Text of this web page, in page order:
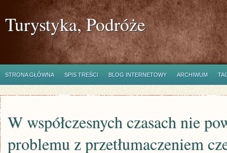
Turystyka, Podróże
STRONA GŁÓWNA SPIS TREŚCI BLOG INTERNETOWY ARCHIWUM
W współczesnych czasach nie
problemu z przetłumaczeniem